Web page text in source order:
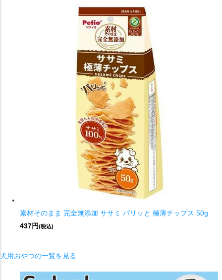
素材そのまま 完全無添加 ササミ パリッと 極薄チップス 50g
437円(税込)
犬用おやつの一覧を見る